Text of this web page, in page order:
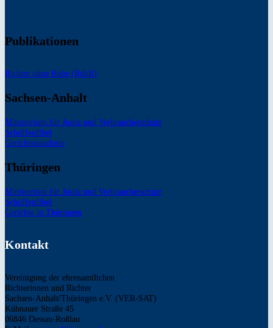
Publikationen
Richter ohne Robe (RohR)
Sachsen-Anhalt
Ministerium für Justiz und Verbraucherschutz
Schöffenfibel
Gerichtsstandorte
Thüringen
Ministerium für Justiz und Verbraucherschutz
Schöffenfibel
Gerichte in Thüringen
Kontakt
Vereinigung der ehrenamtlichen
Richterinnen und Richter
Sachsen-Anhalt/Thüringen e.V. (VER-SAT)
Kühnauer Straße 45
06846 Dessau-Roßlau